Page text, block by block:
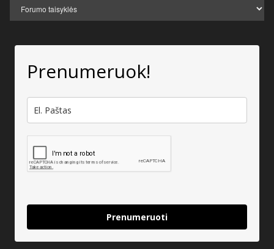
Prenumeruok!
Prenumeruoti